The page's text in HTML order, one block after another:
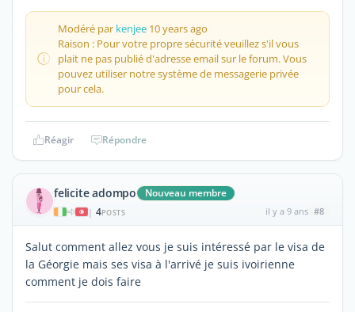
Modéré par kenjee 10 years ago
Raison : Pour votre propre sécurité veuillez s'il vous
plait ne pas publié d'adresse email sur le forum. Vous
pouvez utiliser notre système de messagerie privée
pour cela.
Réagir Répondre
felicite adompo Nouveau membre
| 4POSTS il y a 9 ans #8
Salut comment allez vous je suis intéressé par le visa de
la Géorgie mais ses visa à l'arrivé je suis ivoirienne
comment je dois faire